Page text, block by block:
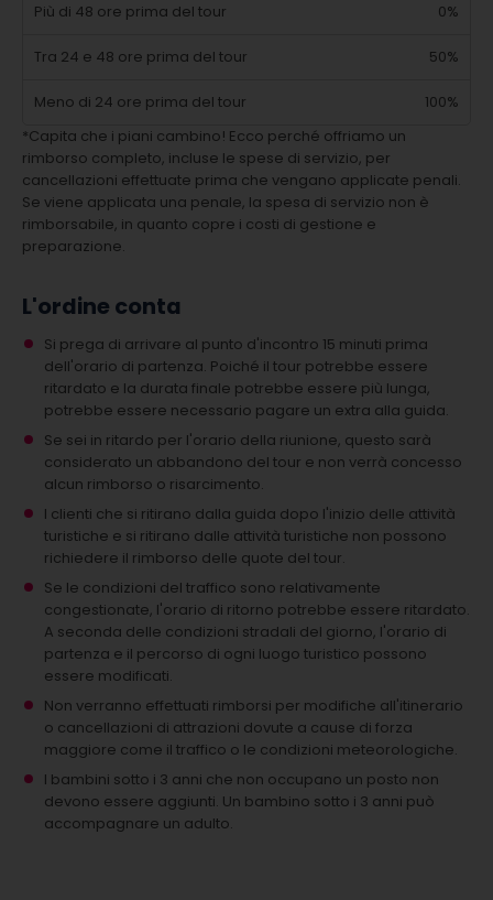
Più di 48 ore prima del tour
0%
Tra 24 e 48 ore prima del tour 50%
Meno di 24 ore prima del tour
100%
*Capita che i piani cambino! Ecco perché offriamo un
rimborso completo, incluse le spese di servizio, per
cancellazioni effettuate prima che vengano applicate penali.
Se viene applicata una penale, la spesa di servizio non è
rimborsabile, in quanto copre i costi di gestione e
preparazione.
L'ordine conta
Si prega di arrivare al punto d'incontro 15 minuti prima
dell'orario di partenza. Poiché il tour potrebbe essere
ritardato e la durata finale potrebbe essere più lunga,
potrebbe essere necessario pagare un extra alla guida.
Se sei in ritardo per l'orario della riunione, questo sarà
considerato un abbandono del tour e non verrà concesso
alcun rimborso o risarcimento.
I clienti che si ritirano dalla guida dopo l'inizio delle attività
turistiche e si ritirano dalle attività turistiche non possono
richiedere il rimborso delle quote del tour.
Se le condizioni del traffico sono relativamente
congestionate, l'orario di ritorno potrebbe essere ritardato.
A seconda delle condizioni stradali del giorno, l'orario di
partenza e il percorso di ogni luogo turistico possono
essere modificati.
Non verranno effettuati rimborsi per modifiche all'itinerario
o cancellazioni di attrazioni dovute a cause di forza
maggiore come il traffico o le condizioni meteorologiche.
I bambini sotto i 3 anni che non occupano un posto non
devono essere aggiunti. Un bambino sotto i 3 anni può
accompagnare un adulto.